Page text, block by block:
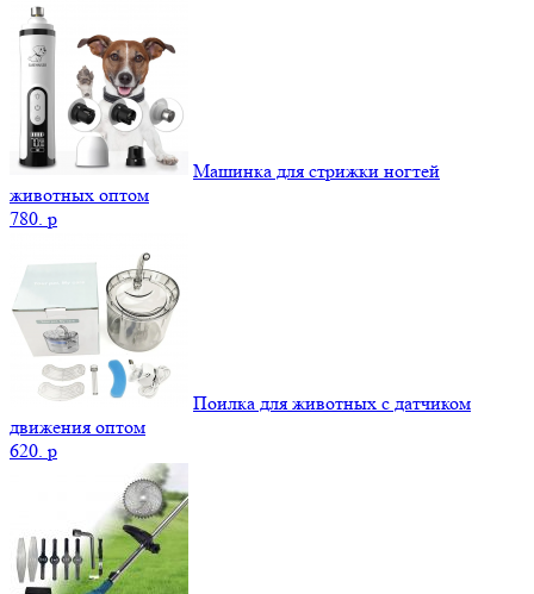
Машинка для стрижки ногтей
животных оптом
780. p
Поилка для животных с датчиком
движения оптом
620. p